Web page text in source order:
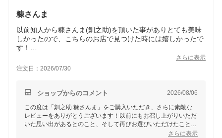
糠さんま
以前知人から糠さんま(釧之助)を頂いた事がありとても美味
しかったので、こちらのお店で見つけた時には嬉しかったで
す！
裏説明の解凍の仕方を守り、ガスコンロのグリルオート機能
を使って調理。やっぱり美味しかった！
さらに表示
注文日：2026/07/30
ショップからのコメント 2026/08/06
この度は「釧之助 糠さんま」をご購入いただき、さらに素敵な
レビューをありがとうございます！以前にもお召し上がりいただ
いた思い出があるとのこと、そして再びお選びいただけたこと、
さらに表示